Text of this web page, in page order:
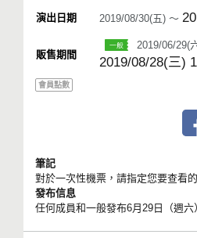
演出日期 2019/08/30(五) ～
販售期間
2019/06/29(
2019/08/28(三)
會員點數
筆記
對於一次性機票，請指定您要查看
發布信息
任何成員和一般發布6月29日（週六